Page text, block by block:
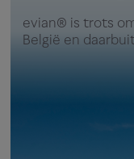
evian® is trots
België en